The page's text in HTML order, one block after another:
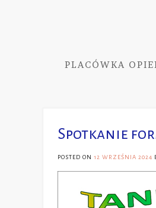
PLACÓWKA
Spotkanie
POSTED ON 12 WRZEŚNIA 2024